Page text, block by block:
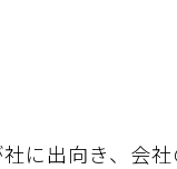
に出向き、会